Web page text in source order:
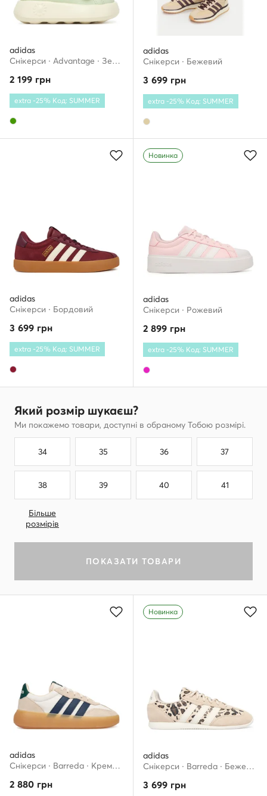
adidas
Снікерcи · Advantage · Зелений
2 199 грн
extra -25% Код: SUMMER
adidas
Снікерcи · Бежевий
3 699 грн
extra -25% Код: SUMMER
adidas
Снікерcи · Бордовий
3 699 грн
extra -25% Код: SUMMER
Новинка
adidas
Снікерcи · Рожевий
2 899 грн
extra -25% Код: SUMMER
Який розмір шукаєш?
Ми покажемо товари, доступні в обраному Тобою розмірі.
34 35 36 37
38 39 40 41
Більше
розмірів
ПОКАЗАТИ ТОВАРИ
adidas
Снікерcи · Barreda · Кремовий
2 880 грн
Новинка
adidas
Снікерcи · Barreda · Бежевий
3 699 грн